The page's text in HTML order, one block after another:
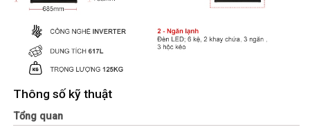
Thông số kỹ thuật
Tổng quan